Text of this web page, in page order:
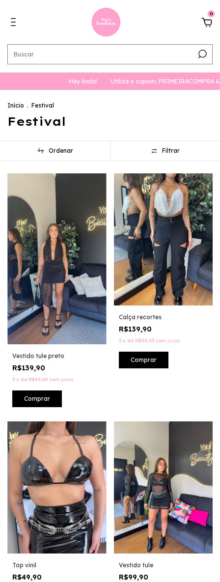
0
Utilize o cupom: PRIMEIRACOMPRA & ganhe 10%
Início . Festival
Festival
Ordenar Filtrar
Vestido tule preto
R$139,90
3 x de R$46,63 sem juros
Calça recortes
R$139,90
3 x de R$46,63 sem juros
Comprar
Top vinil
R$49,90
Vestido tule
R$99,90